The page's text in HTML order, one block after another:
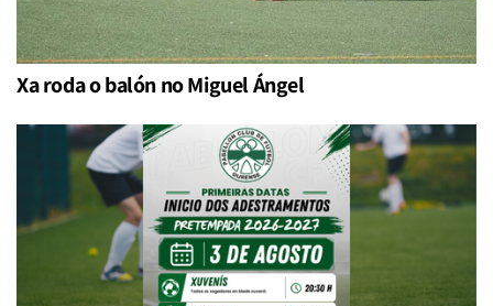
Xa roda o balón no Miguel Ángel